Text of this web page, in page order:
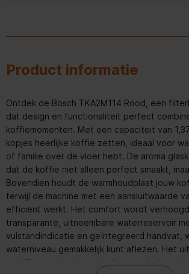
Product informatie
Ontdek de Bosch TKA2M114 Rood, een
dat design en functionaliteit perfect
koffiemomenten. Met een capaciteit van
kopjes heerlijke koffie zetten, ideaal voor
of familie over de vloer hebt. De aroma
dat de koffie niet alleen perfect smaakt,
Bovendien houdt de warmhoudplaat jouw
terwijl de machine met een aansluitwaarde
efficiënt werkt. Het comfort wordt
transparante, uitneembare waterreservoir
vulstandindicatie en geïntegreerd handvat,
waterniveau gemakkelijk kunt aflezen. Het
out' filter maakt het gebruik en onderhoud